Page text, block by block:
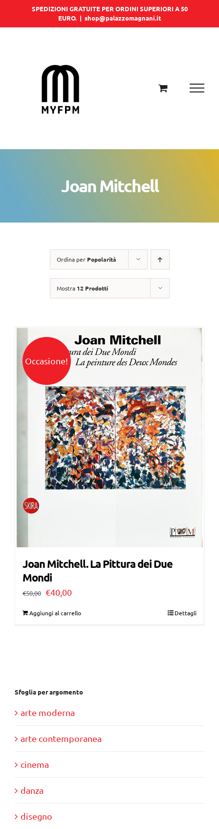
SPEDIZIONI GRATUITE PER ORDINI SUPERIORI A 50
EURO. | shop@palazzomagnani.it
Joan Mitchell
Ordina per Popolarità
Mostra 12 Prodotti
Occasione!
Joan Mitchell. La Pittura dei Due
Mondi
€50,00 Il
€40,00Il
Aggiungi al carrello Dettagli
Sfoglia per argomento
arte moderna
arte contemporanea
cinema
danza
disegno